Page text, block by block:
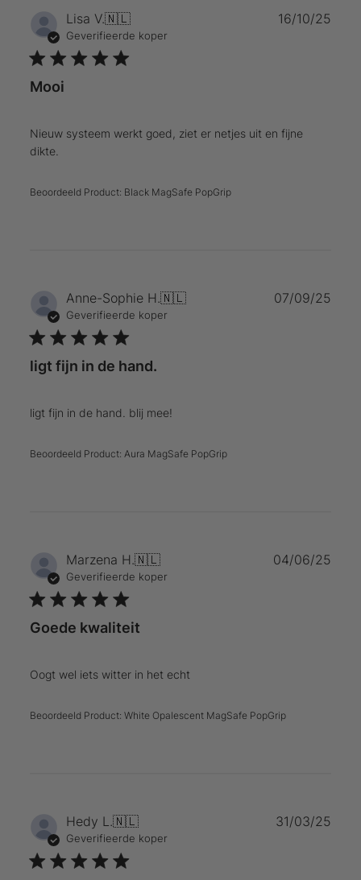
Lisa V.🇳🇱
Geverifieerde koper
Mooi
Nieuw systeem werkt goed, ziet er netjes uit en fijne
dikte.
Beoordeeld Product: Black MagSafe PopGrip
16/10/25
Anne-Sophie H.🇳🇱
Geverifieerde koper
ligt fijn in de hand.
ligt fijn in de hand. blij mee!
Beoordeeld Product: Aura MagSafe PopGrip
07/09/25
Marzena H.🇳🇱
Geverifieerde koper
Goede kwaliteit
Oogt wel iets witter in het echt
Beoordeeld Product: White Opalescent MagSafe PopGrip
04/06/25
Hedy L.🇳🇱
Geverifieerde koper
31/03/25